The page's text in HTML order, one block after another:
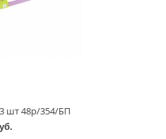
шт 48р/354/БП